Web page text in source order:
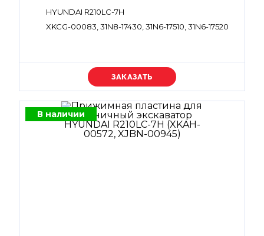
HYUNDAI R210LC-7H
XKCG-00083, 31N8-17430, 31N6-17510, 31N6-17520
Уточняйте цену
В наличии